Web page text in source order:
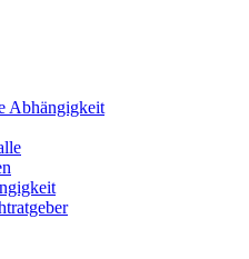
Abhängigkeit